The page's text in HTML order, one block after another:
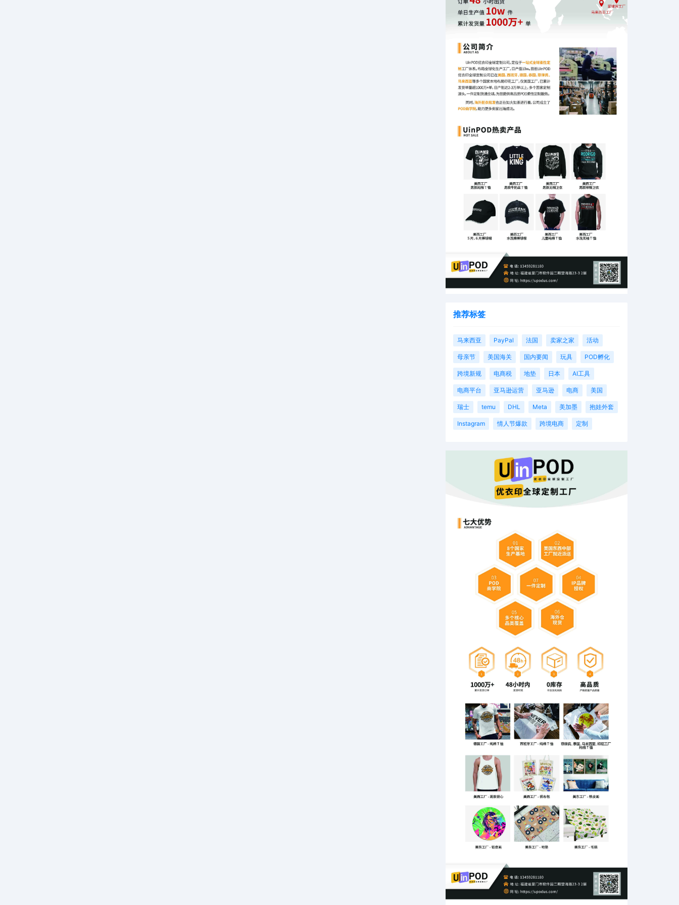
推荐标签
马来西亚 PayPal 法国 卖家之家 活动
母亲节 美国海关 国内要闻 玩具 POD孵化
跨境新规 电商税 地垫 日本 AI工具
电商平台 亚马逊运营 亚马逊 电商 美国
瑞士 temu DHL Meta 美加墨 抱娃外套
Instagram 情人节爆款 跨境电商 定制